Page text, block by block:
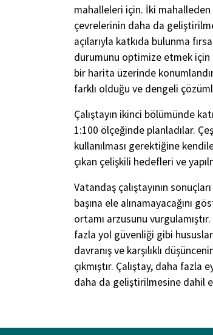
mahalleleri için. İki
çevrelerinin daha da
açılarıyla katkıda bulunma
durumunu optimize etmek için
bir harita üzerinde
farklı olduğu ve dengeli
Çalıştayın ikinci bölümünde
1:100 ölçeğinde planladılar.
kullanılması gerektiğine
çıkan çelişkili hedefleri ve
Vatandaş çalıştayının
başına ele alınamayacağını
ortamı arzusunu
fazla yol güvenliği gibi
davranış ve karşılıklı
çıkmıştır. Çalıştay, daha
daha da geliştirilmesine dahil